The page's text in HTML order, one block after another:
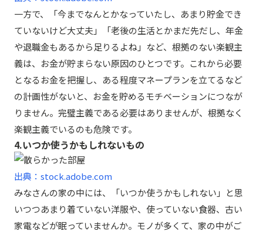
一方で、「今までなんとかなっていたし、あまり貯金でき
ていないけど大丈夫」「老後の生活とかまだ先だし、年金
や退職金もあるから足りるよね」など、根拠のない楽観主
義は、お金が貯まらない原因のひとつです。これから必要
となるお金を把握し、ある程度マネープランを立てるなど
の計画性がないと、お金を貯めるモチベーションにつなが
りません。完璧主義である必要はありませんが、根拠なく
楽観主義でいるのも危険です。
4.いつか使うかもしれないもの
出典：stock.adobe.com
みなさんの家の中には、「いつか使うかもしれない」と思
いつつあまり着ていない洋服や、使っていない食器、古い
家電などが眠っていませんか。モノが多くて、家の中がご